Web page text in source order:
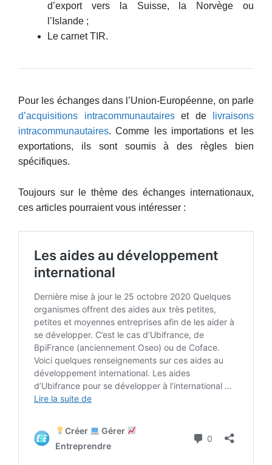
d’export vers la Suisse, la Norvège ou
l’Islande ;
Le carnet TIR.
Pour les échanges dans l’Union-Européenne, on parle
d’acquisitions intracommunautaireset de
livraisons
intracommunautaires. Comme les importations et les
exportations, ils sont soumis à des règles bien
spécifiques.
Toujours sur le thème des échanges internationaux,
ces articles pourraient vous intéresser :